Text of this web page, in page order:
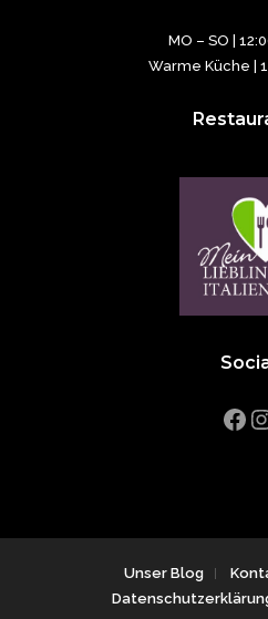
MO – SO |
Warme Küche |
Unser Blog